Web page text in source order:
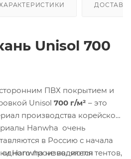
Unisol 700
ПВХ покрытием и
Unisol 700 г/м² – это
производства корейской
Hanwha очень
в Россию с начала
производителя тентов,
Hanwha не являются